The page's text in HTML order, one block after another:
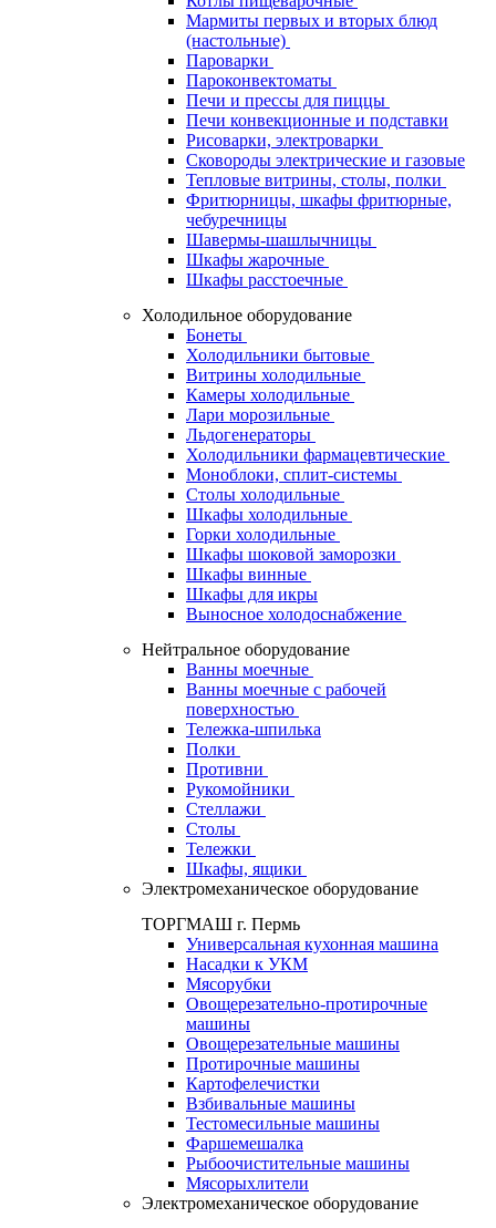
Мармиты первых и вторых блюд
(настольные)
Пароварки
Пароконвектоматы
Печи и прессы для пиццы
Печи конвекционные и подставки
Рисоварки, электроварки
Сковороды электрические и газовые
Тепловые витрины, столы, полки
Фритюрницы, шкафы фритюрные,
чебуречницы
Шавермы-шашлычницы
Шкафы жарочные
Шкафы расстоечные
Холодильное оборудование
Бонеты
Холодильники бытовые
Витрины холодильные
Камеры холодильные
Лари морозильные
Льдогенераторы
Холодильники фармацевтические
Моноблоки, сплит-системы
Столы холодильные
Шкафы холодильные
Горки холодильные
Шкафы шоковой заморозки
Шкафы винные
Шкафы для икры
Выносное холодоснабжение
Нейтральное оборудование
Ванны моечные
Ванны моечные с рабочей
поверхностью
Тележка-шпилька
Полки
Противни
Рукомойники
Стеллажи
Столы
Тележки
Шкафы, ящики
Электромеханическое оборудование
ТОРГМАШ г. Пермь
Универсальная кухонная машина
Насадки к УКМ
Мясорубки
Овощерезательно-протирочные
машины
Овощерезательные машины
Протирочные машины
Картофелечистки
Взбивальные машины
Тестомесильные машины
Фаршемешалка
Рыбоочистительные машины
Мясорыхлители
Электромеханическое оборудование